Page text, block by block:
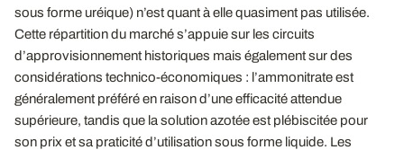
sous forme uréique) n’est quant à elle quasiment pas utilisée.
Cette répartition du marché s’appuie sur les circuits
d’approvisionnement historiques mais également sur des
considérations technico-économiques : l’ammonitrate est
généralement préféré en raison d’une efficacité attendue
supérieure, tandis que la solution azotée est plébiscitée pour
son prix et sa praticité d’utilisation sous forme liquide. Les